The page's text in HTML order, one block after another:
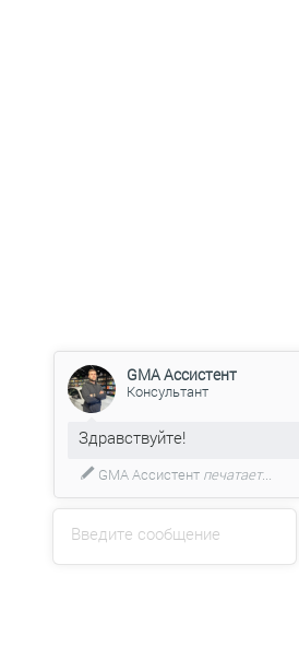
Введите сообщение
GMA Ассистент
Консультант
GMA Ассистент печатает...